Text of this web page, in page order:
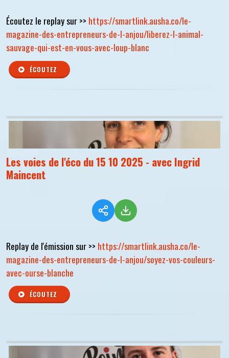
Écoutez le replay sur >> https://smartlink.ausha.co/le-
magazine-des-entrepreneurs-de-l-anjou/liberez-l-animal-
sauvage-qui-est-en-vous-avec-loup-blanc
ÉCOUTEZ
Les voies de l'éco du 15 10 2025 - avec Ingrid
Maincent
Replay de l'émission sur >> https://smartlink.ausha.co/le-
magazine-des-entrepreneurs-de-l-anjou/soyez-vos-couleurs-
avec-ourse-blanche
ÉCOUTEZ